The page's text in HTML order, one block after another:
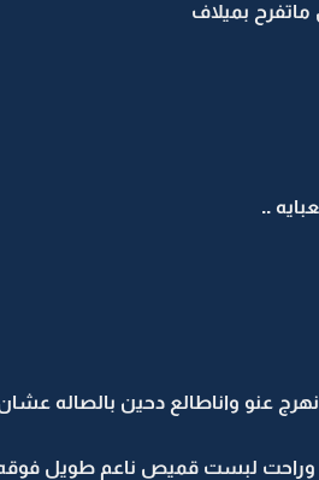
بميلاف
..
عنو واناطالع دحين بالصاله
وراحت لبست قميص ناعم طويل